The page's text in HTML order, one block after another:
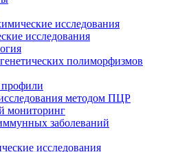
исследования
исследования
полиморфизмов
методом ПЦР
мониторинг
заболеваний
исследования